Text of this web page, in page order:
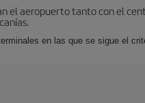
el aeropuerto tanto con el
en las que se sigue el